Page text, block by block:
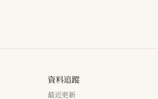
資料追蹤
最近更新